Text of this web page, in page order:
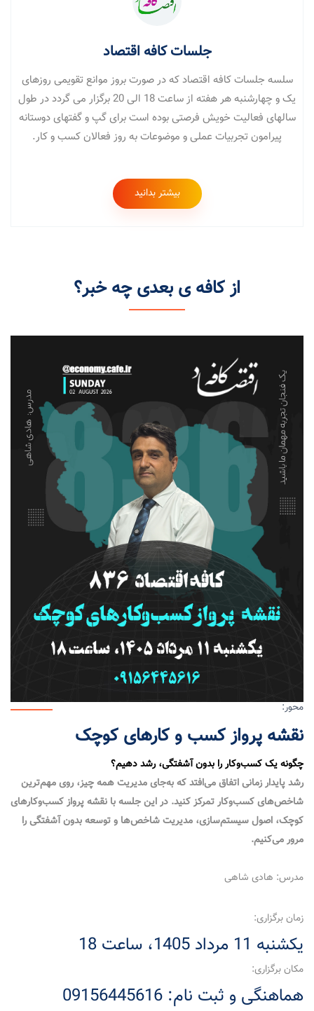
جلسات کافه اقتصاد
سلسه جلسات کافه اقتصاد که در صورت بروز موانع تقویمی روزهای
یک و چهارشنبه هر هفته از ساعت 18 الی 20 برگزار می گردد در طول
سالهای فعالیت خویش فرصتی بوده است برای گپ و گفتهای دوستانه
پیرامون تجربیات عملی و موضوعات به روز فعالان کسب و کار.
بیشتر بدانید
از کافه ی بعدی چه خبر؟
محور:
نقشه پرواز کسب و کارهای کوچک
چگونه یک کسب‌وکار را بدون آشفتگی، رشد دهیم؟
رشد پایدار زمانی اتفاق می‌افتد که به‌جای مدیریت همه چیز، روی مهم‌ترین
شاخص‌های کسب‌وکار تمرکز کنید. در این جلسه با نقشه پرواز کسب‌وکارهای
کوچک، اصول سیستم‌سازی، مدیریت شاخص‌ها و توسعه بدون آشفتگی را
مرور می‌کنیم.
مدرس: هادی شاهی
زمان برگزاری:
یکشنبه 11 مرداد 1405، ساعت 18
مکان برگزاری:
هماهنگی و ثبت نام: 09156445616